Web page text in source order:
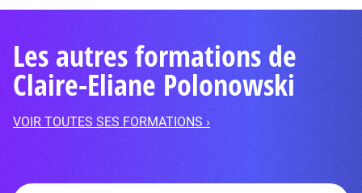
Les autres formations de
Claire-Eliane Polonowski
VOIR TOUTES SES FORMATIONS ›